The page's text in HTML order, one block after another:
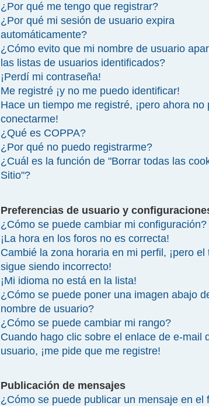
¿Por qué me tengo que registrar?
¿Por qué mi sesión de usuario expira
automáticamente?
¿Cómo evito que mi nombre de usuario
las listas de usuarios identificados?
¡Perdí mi contraseña!
Me registré ¡y no me puedo identificar!
Hace un tiempo me registré, ¡pero ahora no
conectarme!
¿Qué es COPPA?
¿Por qué no puedo registrarme?
¿Cuál es la función de "Borrar todas las
Sitio"?
Preferencias de usuario y
¿Cómo se puede cambiar mi configuración?
¡La hora en los foros no es correcta!
Cambié la zona horaria en mi perfil, ¡pero el
sigue siendo incorrecto!
¡Mi idioma no está en la lista!
¿Cómo se puede poner una imagen abajo
nombre de usuario?
¿Cómo se puede cambiar mi rango?
Cuando hago clic sobre el enlace de e-mail
usuario, ¡me pide que me registre!
Publicación de mensajes
¿Cómo se puede publicar un mensaje en el